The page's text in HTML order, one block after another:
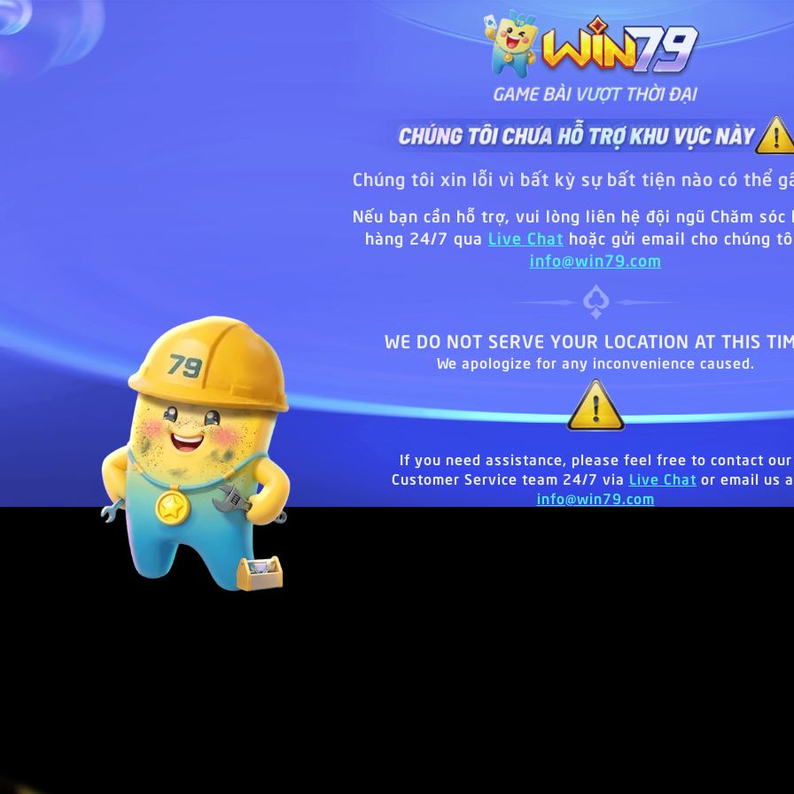
Chúng tôi xin lỗi vì bất kỳ sự bất tiện nào có thể
Nếu bạn cần hỗ trợ, vui lòng liên hệ đội ngũ Chăm sóc
hàng 24/7 qua Live Chat hoặc gửi email cho chúng
info@win79.com
WE DO NOT SERVE YOUR LOCATION AT THIS
We apologize for any inconvenience caused.
If you need assistance, please feel free to contact our
Customer Service team 24/7 via Live Chat or email us
info@win79.com